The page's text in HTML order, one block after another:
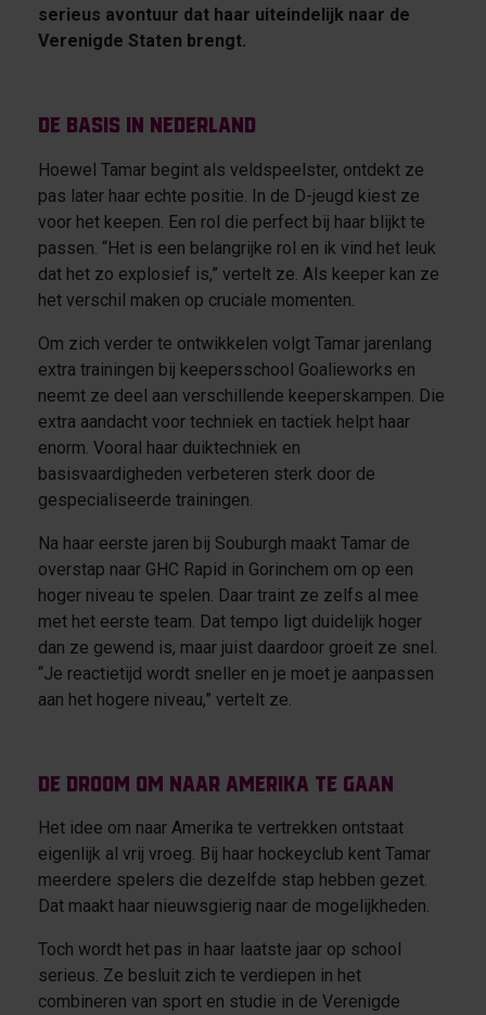
serieus avontuur dat haar uiteindelijk naar de
Verenigde Staten brengt.
De basis in Nederland
Hoewel Tamar begint als veldspeelster, ontdekt ze
pas later haar echte positie. In de D-jeugd kiest ze
voor het keepen. Een rol die perfect bij haar blijkt te
passen. “Het is een belangrijke rol en ik vind het leuk
dat het zo explosief is,” vertelt ze. Als keeper kan ze
het verschil maken op cruciale momenten.
Om zich verder te ontwikkelen volgt Tamar jarenlang
extra trainingen bij keepersschool Goalieworks en
neemt ze deel aan verschillende keeperskampen. Die
extra aandacht voor techniek en tactiek helpt haar
enorm. Vooral haar duiktechniek en
basisvaardigheden verbeteren sterk door de
gespecialiseerde trainingen.
Na haar eerste jaren bij Souburgh maakt Tamar de
overstap naar GHC Rapid in Gorinchem om op een
hoger niveau te spelen. Daar traint ze zelfs al mee
met het eerste team. Dat tempo ligt duidelijk hoger
dan ze gewend is, maar juist daardoor groeit ze snel.
“Je reactietijd wordt sneller en je moet je aanpassen
aan het hogere niveau,” vertelt ze.
De droom om naar Amerika te gaan
Het idee om naar Amerika te vertrekken ontstaat
eigenlijk al vrij vroeg. Bij haar hockeyclub kent Tamar
meerdere spelers die dezelfde stap hebben gezet.
Dat maakt haar nieuwsgierig naar de mogelijkheden.
Toch wordt het pas in haar laatste jaar op school
serieus. Ze besluit zich te verdiepen in het
combineren van sport en studie in de Verenigde